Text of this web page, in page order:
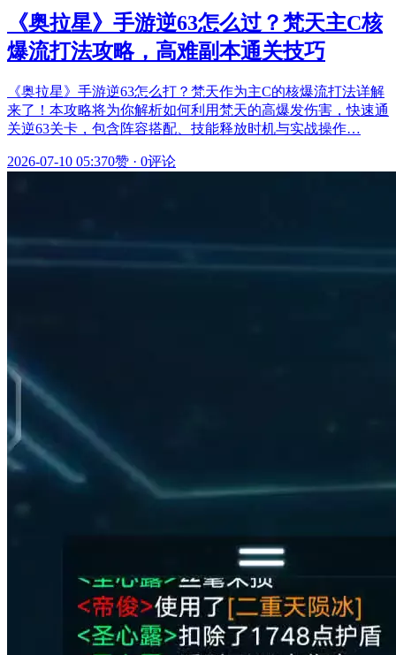
《奥拉星》手游逆63怎么过？梵天主C核
爆流打法攻略，高难副本通关技巧
《奥拉星》手游逆63怎么打？梵天作为主C的核爆流打法详解
来了！本攻略将为你解析如何利用梵天的高爆发伤害，快速通
关逆63关卡，包含阵容搭配、技能释放时机与实战操作…
2026-07-10 05:370赞 · 0评论